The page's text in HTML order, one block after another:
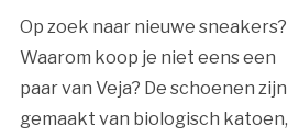
Op zoek naar nieuwe sneakers?
Waarom koop je niet eens een
paar van Veja? De schoenen zijn
gemaakt van biologisch katoen,